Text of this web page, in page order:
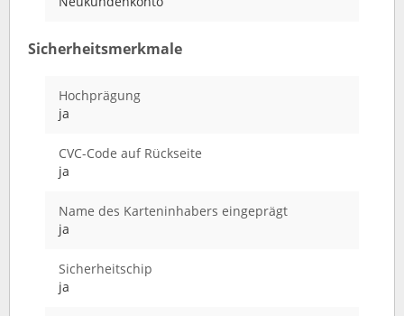
Sicherheitsmerkmale
Hochprägung
ja
CVC-Code auf Rückseite
ja
Name des Karteninhabers eingeprägt
ja
Sicherheitschip
ja